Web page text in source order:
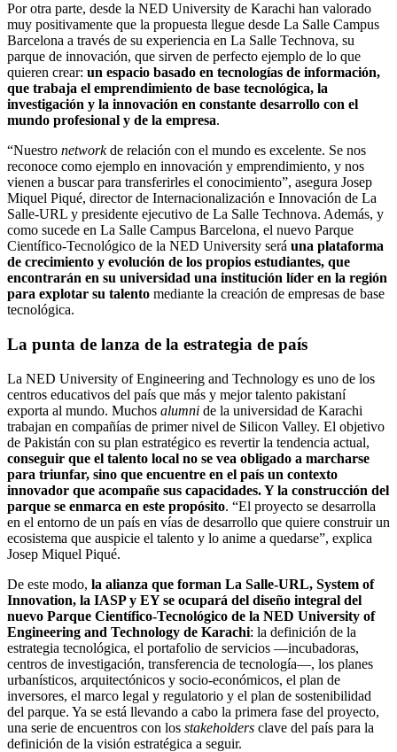
Por otra parte, desde la NED University de Karachi han valorado
muy positivamente que la propuesta llegue desde La Salle Campus
Barcelona a través de su experiencia en La Salle Technova, su
parque de innovación, que sirven de perfecto ejemplo de lo que
quieren crear: un espacio basado en tecnologías de información,
que trabaja el emprendimiento de base tecnológica, la
investigación y la innovación en constante desarrollo con el
mundo profesional y de la empresa.
“Nuestro networkde relación con el mundo es excelente. Se nos
reconoce como ejemplo en innovación y emprendimiento, y nos
vienen a buscar para transferirles el conocimiento”, asegura Josep
Miquel Piqué, director de Internacionalización e Innovación de La
Salle-URL y presidente ejecutivo de La Salle Technova. Además, y
como sucede en La Salle Campus Barcelona, el nuevo Parque
Científico-Tecnológico de la NED University será una plataforma
de crecimiento y evolución de los propios estudiantes, que
encontrarán en su universidad una institución líder en la región
para explotar su talento mediante la creación de empresas de base
tecnológica.
La punta de lanza de la estrategia de país
La NED University of Engineering and Technology es uno de los
centros educativos del país que más y mejor talento pakistaní
exporta al mundo. Muchos alumni de la universidad de Karachi
trabajan en compañías de primer nivel de Silicon Valley. El objetivo
de Pakistán con su plan estratégico es revertir la tendencia actual,
conseguir que el talento local no se vea obligado a marcharse
para triunfar, sino que encuentre en el país un contexto
innovador que acompañe sus capacidades. Y la construcción del
parque se enmarca en este propósito. “El proyecto se desarrolla
en el entorno de un país en vías de desarrollo que quiere construir un
ecosistema que auspicie el talento y lo anime a quedarse”, explica
Josep Miquel Piqué.
De este modo, la alianza que forman La Salle-URL, System of
Innovation, la IASP y EY se ocupará del diseño integral del
nuevo Parque Científico-Tecnológico de la NED University of
Engineering and Technology de Karachi: la definición de la
estrategia tecnológica, el portafolio de servicios —incubadoras,
centros de investigación, transferencia de tecnología—, los planes
urbanísticos, arquitectónicos y socio-económicos, el plan de
inversores, el marco legal y regulatorio y el plan de sostenibilidad
del parque. Ya se está llevando a cabo la primera fase del proyecto,
una serie de encuentros con los stakeholders clave del país para la
definición de la visión estratégica a seguir.